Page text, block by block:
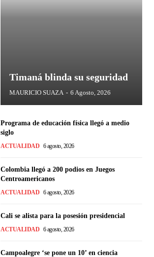
Timaná blinda su seguridad
MAURICIO SUAZA - 6 Agosto, 2026
Programa de educación física llegó a medio
siglo
ACTUALIDAD 6 agosto, 2026
Colombia llegó a 200 podios en Juegos
Centroamericanos
ACTUALIDAD 6 agosto, 2026
Cali se alista para la posesión presidencial
ACTUALIDAD 6 agosto, 2026
Campoalegre ‘se pone un 10’ en ciencia